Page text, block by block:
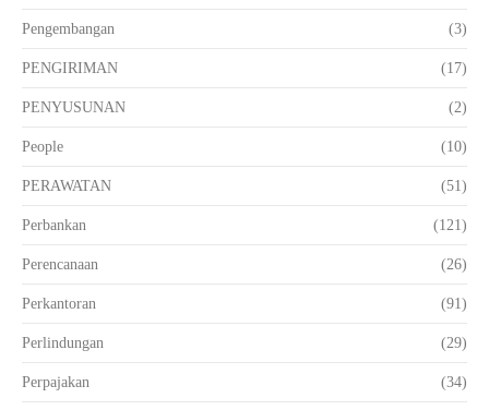
Pengembangan (3)
PENGIRIMAN (17)
PENYUSUNAN (2)
People (10)
PERAWATAN (51)
Perbankan (121)
Perencanaan (26)
Perkantoran (91)
Perlindungan (29)
Perpajakan (34)